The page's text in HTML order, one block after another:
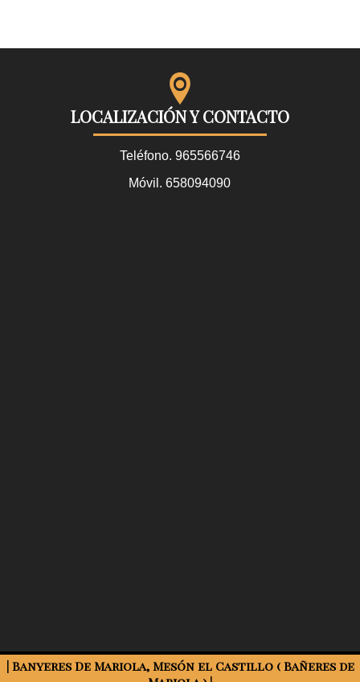
LOCALIZACIÓN Y CONTACTO
Teléfono. 965566746
Móvil.658094090
| Banyeres De Mariola, Mesón el Castillo ( Bañeres de